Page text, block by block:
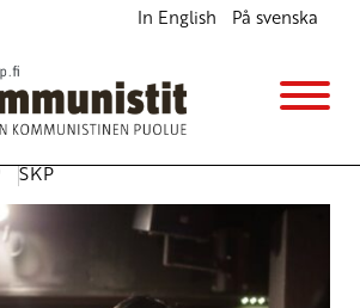
In English På svenska
vaatii tukea
,Kalevala,Kulttuuri
SKP